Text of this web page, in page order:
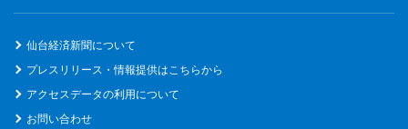
仙台経済新聞について
プレスリリース・情報提供はこちらから
アクセスデータの利用について
お問い合わせ